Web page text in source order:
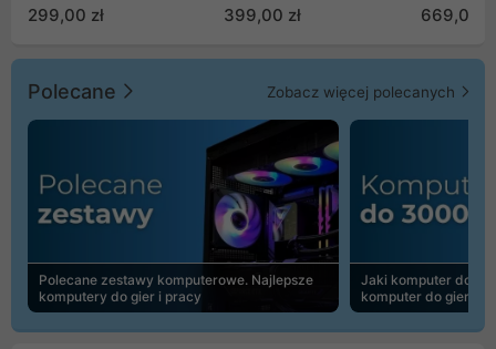
299,00 zł 399,00 zł 669,00
Polecane Zobacz więcej polecanych
Polecane zestawy komputerowe. Najlepsze
komputery do gier i pracy
Jaki komputer do
komputer do gier |